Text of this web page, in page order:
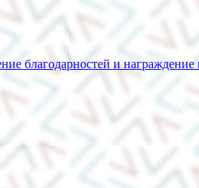
благодарностей и